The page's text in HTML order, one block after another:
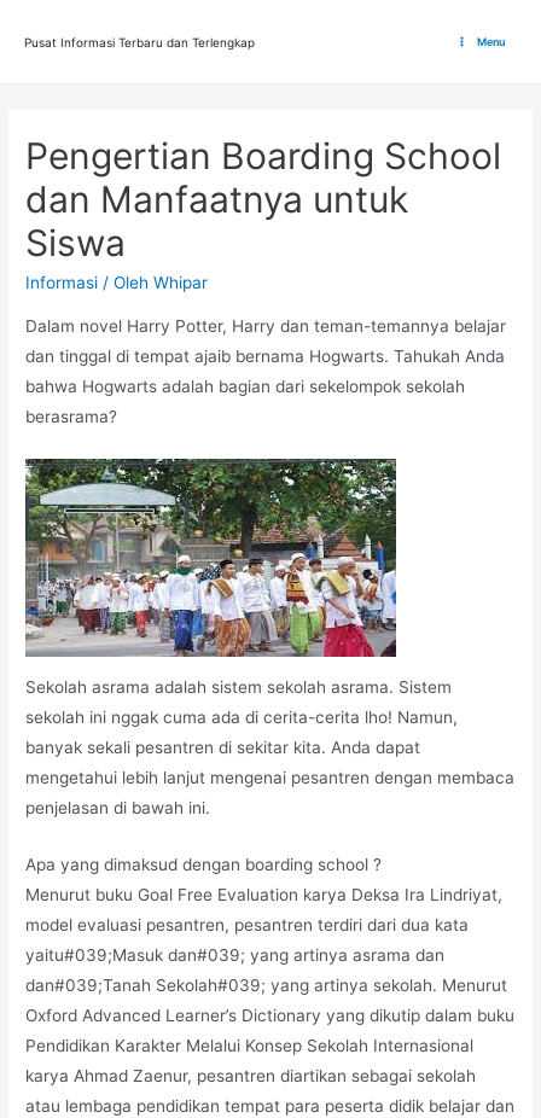
Pusat Informasi Terbaru dan Terlengkap Menu
Pengertian Boarding School
dan Manfaatnya untuk
Siswa
Informasi / OlehWhipar
Dalam novel Harry Potter, Harry dan teman-temannya belajar
dan tinggal di tempat ajaib bernama Hogwarts. Tahukah Anda
bahwa Hogwarts adalah bagian dari sekelompok sekolah
berasrama?
Sekolah asrama adalah sistem sekolah asrama. Sistem
sekolah ini nggak cuma ada di cerita-cerita lho! Namun,
banyak sekali pesantren di sekitar kita. Anda dapat
mengetahui lebih lanjut mengenai pesantren dengan membaca
penjelasan di bawah ini.
Apa yang dimaksud dengan boarding school ?
Menurut buku Goal Free Evaluation karya Deksa Ira Lindriyat,
model evaluasi pesantren, pesantren terdiri dari dua kata
yaitu#039;Masuk dan#039; yang artinya asrama dan
dan#039;Tanah Sekolah#039; yang artinya sekolah. Menurut
Oxford Advanced Learner’s Dictionary yang dikutip dalam buku
Pendidikan Karakter Melalui Konsep Sekolah Internasional
karya Ahmad Zaenur, pesantren diartikan sebagai sekolah
atau lembaga pendidikan tempat para peserta didik belajar dan